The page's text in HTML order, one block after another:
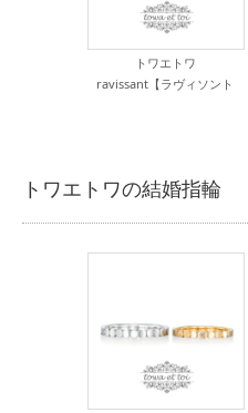
トワエトワ
ravissant【ラヴィソント
トワエトワの結婚指輪